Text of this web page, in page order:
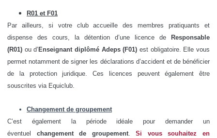
R01 et F01
Par ailleurs, si votre club accueille des membres pratiquants et
dispense des cours, la détention d’une licence de
Responsable
(R01) ou d’ Enseignant diplômé Adeps (F01) est obligatoire. Elle vous
permet notamment de signer les déclarations d’accident et de bénéficier
de la protection juridique. Ces licences peuvent également être
souscrites via Equiclub.
Changement de groupement
C’est également la période idéale pour demander un
éventuel
changement de groupement.
Si vous souhaitez en